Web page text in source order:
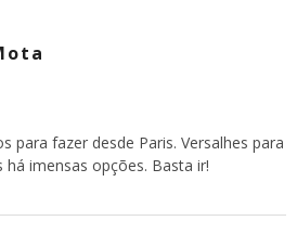
para fazer desde Paris. Versalhes para
imensas opções. Basta ir!